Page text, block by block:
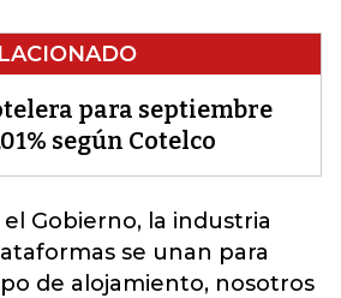
para septiembre
según Cotelco
Gobierno, la industria
se unan para
de alojamiento, nosotros